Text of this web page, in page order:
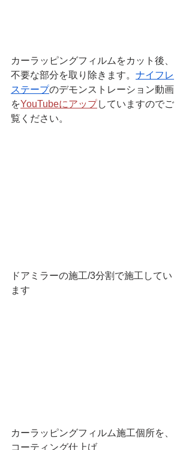
カーラッピングフィルムをカット後、
不要な部分を取り除きます。 ナイフレ
ステープのデモンストレーション動画
をYouTubeにアップしていますのでご
覧ください。
ドアミラーの施工/3分割で施工してい
ます
カーラッピングフィルム施工個所を、
コーティング仕上げ